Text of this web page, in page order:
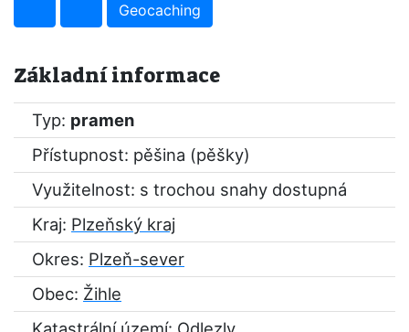
Geocaching
Základní informace
Typ: pramen
Přístupnost: pěšina (pěšky)
Využitelnost: s trochou snahy dostupná
Kraj: Plzeňský kraj
Okres: Plzeň-sever
Obec: Žihle